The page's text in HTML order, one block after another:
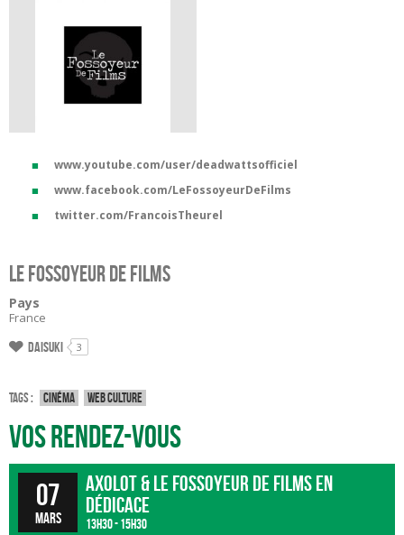
www.youtube.com/user/deadwattsofficiel
www.facebook.com/LeFossoyeurDeFilms
twitter.com/FrancoisTheurel
Le Fossoyeur de Films
Pays
France
Daisuki 3
Tags : Cinéma Web culture
Vos rendez-vous
07
mars
Axolot & Le Fossoyeur de Films en
dédicace
13h30 - 15h30